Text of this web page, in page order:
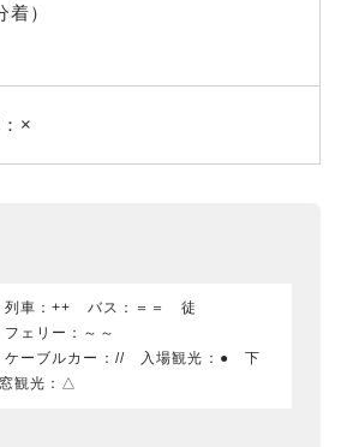
）
×
車：++ バス：＝＝ 徒
ェリー：～～
ケーブルカー：// 入場観光：● 下
観光：△